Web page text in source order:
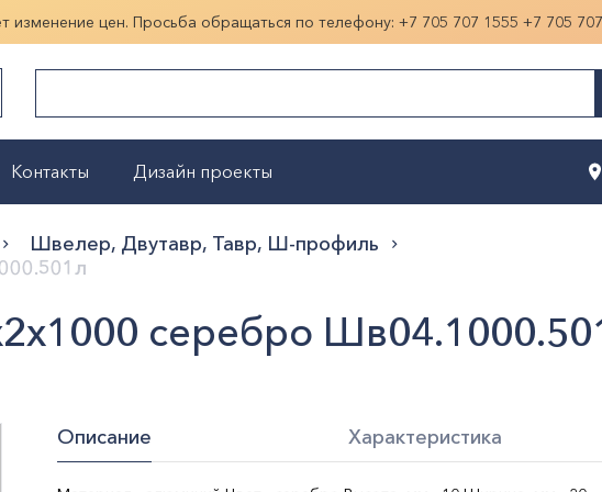
изменение цен. Просьба обращаться по телефону: +7 705 707 1555 +7 705
Показать больше
Контакты Дизайн проекты
Швелер, Двутавр, Тавр, Ш-профиль
серебро
Описание Характеристика